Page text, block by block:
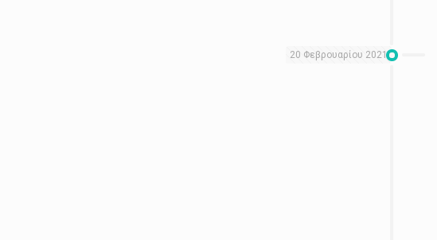
20 Φεβρουαρίου 2021